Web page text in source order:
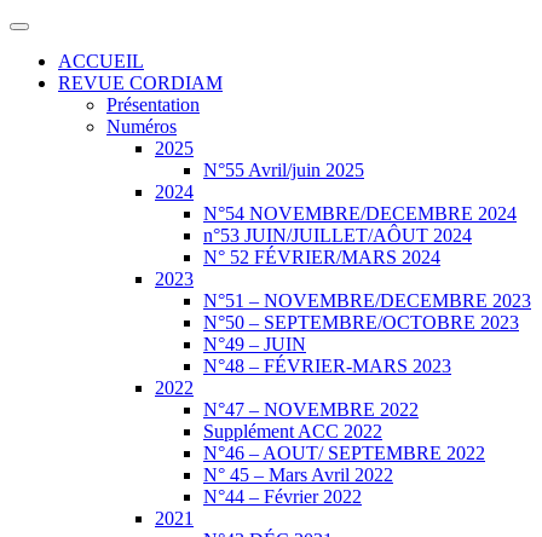
ACCUEIL
REVUE CORDIAM
Présentation
Numéros
2025
N°55 Avril/juin 2025
2024
N°54 NOVEMBRE/DECEMBRE 2024
n°53 JUIN/JUILLET/AÔUT 2024
N° 52 FÉVRIER/MARS 2024
2023
N°51 – NOVEMBRE/DECEMBRE 2023
N°50 – SEPTEMBRE/OCTOBRE 2023
N°49 – JUIN
N°48 – FÉVRIER-MARS 2023
2022
N°47 – NOVEMBRE 2022
Supplément ACC 2022
N°46 – AOUT/ SEPTEMBRE 2022
N° 45 – Mars Avril 2022
N°44 – Février 2022
2021